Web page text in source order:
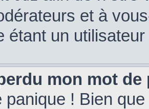
et à
étant un
mon mot de
panique ! Bien